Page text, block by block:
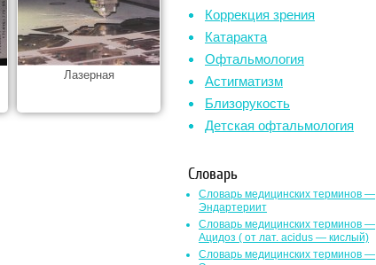
Лазерная
Коррекция зрения
Катаракта
Офтальмология
Астигматизм
Близорукость
Детская офтальмология
Словарь
Словарь медицинских терминов —
Эндартериит
Словарь медицинских терминов —
Ацидоз ( от лат. асidus — кислый)
Словарь медицинских терминов —